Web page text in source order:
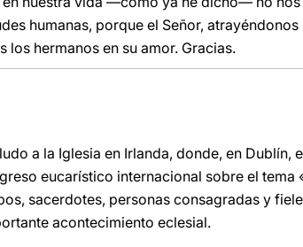
humanas, porque el Señor,
hermanos en su amor. Gracias.
a la Iglesia en Irlanda, donde, en Dublín,
eucarístico internacional sobre el tema
sacerdotes, personas consagradas y
acontecimiento eclesial.